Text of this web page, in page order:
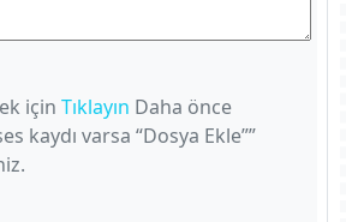
için Tıklayın Daha önce
kaydı varsa “Dosya Ekle””